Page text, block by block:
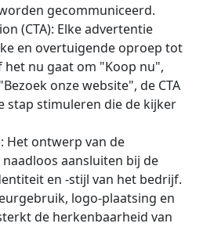
gecommuniceerd.
(CTA): Elke advertentie
en overtuigende oproep tot
het nu gaat om "Koop nu",
onze website", de CTA
stap stimuleren die de kijker
Het ontwerp van de
aansluiten bij de
en -stijl van het bedrijf.
logo-plaatsing en
de herkenbaarheid van